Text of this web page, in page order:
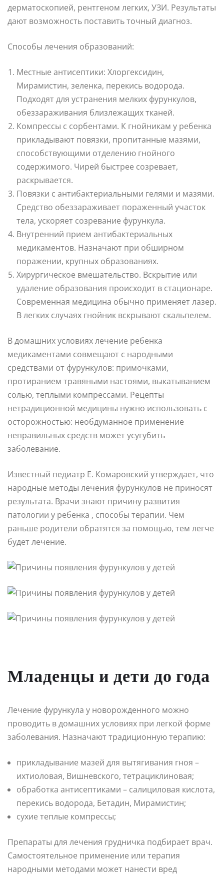
дерматоскопией, рентгеном легких, УЗИ. Результаты
дают возможность поставить точный диагноз.
Способы лечения образований:
Местные антисептики: Хлоргексидин,
Мирамистин, зеленка, перекись водорода.
Подходят для устранения мелких фурункулов,
обеззараживания близлежащих тканей.
Компрессы с сорбентами. К гнойникам у ребенка
прикладывают повязки, пропитанные мазями,
способствующими отделению гнойного
содержимого. Чирей быстрее созревает,
раскрывается.
Повязки с антибактериальными гелями и мазями.
Средство обеззараживает пораженный участок
тела, ускоряет созревание фурункула.
Внутренний прием антибактериальных
медикаментов. Назначают при обширном
поражении, крупных образованиях.
Хирургическое вмешательство. Вскрытие или
удаление образования происходит в стационаре.
Современная медицина обычно применяет лазер.
В легких случаях гнойник вскрывают скальпелем.
В домашних условиях лечение ребенка
медикаментами совмещают с народными
средствами от фурункулов: примочками,
протиранием травяными настоями, выкатыванием
солью, теплыми компрессами. Рецепты
нетрадиционной медицины нужно использовать с
осторожностью: необдуманное применение
неправильных средств может усугубить
заболевание.
Известный педиатр Е. Комаровский утверждает, что
народные методы лечения фурункулов не приносят
результата. Врачи знают причину развития
патологии у ребенка , способы терапии. Чем
раньше родители обратятся за помощью, тем легче
будет лечение.
Младенцы и дети до года
Лечение фурункула у новорожденного можно
проводить в домашних условиях при легкой форме
заболевания. Назначают традиционную терапию:
прикладывание мазей для вытягивания гноя –
ихтиоловая, Вишневского, тетрациклиновая;
обработка антисептиками – салициловая кислота,
перекись водорода, Бетадин, Мирамистин;
сухие теплые компрессы;
Препараты для лечения грудничка подбирает врач.
Самостоятельное применение или терапия
народными методами может нанести вред